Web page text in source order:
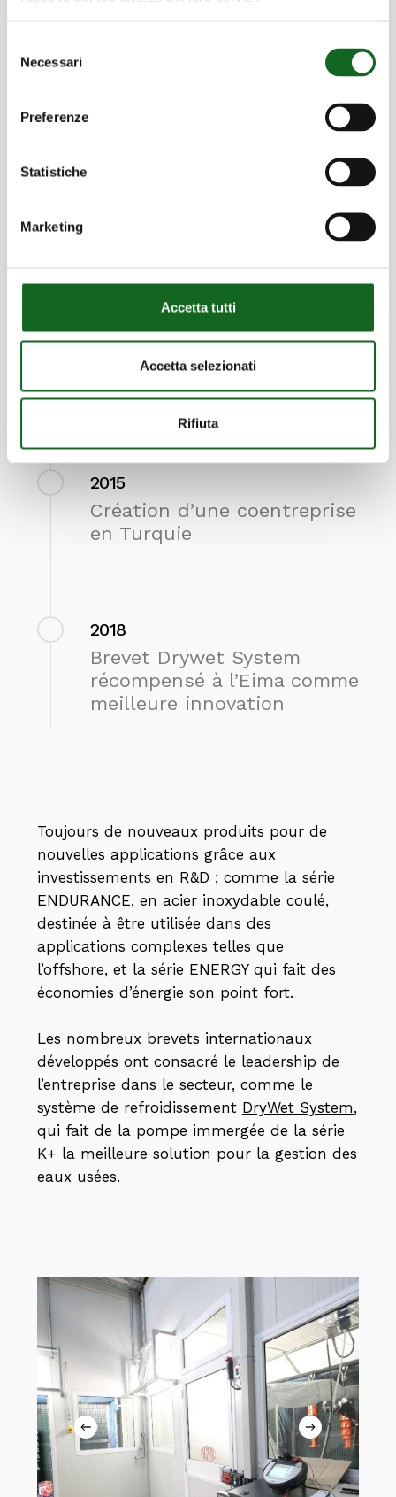
delNecessari
Preferenze
Statistiche
Marketing
Accetta tutti
Accetta selezionati
Rifiuta
2005 -
Technology
2014
Lancement de la série K+
Energy
2015
Création d’une coentreprise
en Turquie
2018
Brevet Drywet System
récompensé à l’Eima comme
meilleure innovation
Toujours de nouveaux produits pour de
nouvelles applications grâce aux
investissements en R&D ; comme la série
ENDURANCE, en acier inoxydable coulé,
destinée à être utilisée dans des
applications complexes telles que
l’offshore, et la série ENERGY qui fait des
économies d’énergie son point fort.
Les nombreux brevets internationaux
développés ont consacré le leadership de
l’entreprise dans le secteur, comme le
système de refroidissement DryWet System,
qui fait de la pompe immergée de la série
K+ la meilleure solution pour la gestion des
eaux usées.